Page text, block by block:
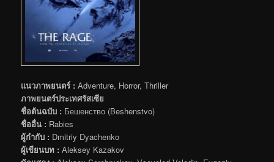
แนวภาพยนตร์ : Adventure, Horror, Thriller
ภาพยนตร์ประเทศรัสเซีย
ชื่อต้นฉบับ : Бешенство (Beshenstvo)
ชื่ออื่น : Rabies
ผู้กำกับ : Dmitriy Dyachenko
ผู้เขียนบท : Aleksey Kazakov